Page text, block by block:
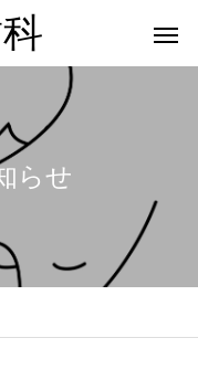
らせ